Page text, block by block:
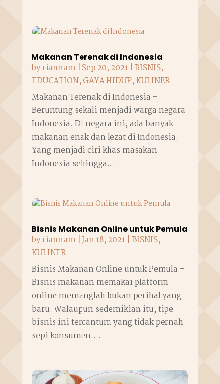
Makanan Terenak di Indonesia
byriannam| Sep 20, 2021|BISNIS,
EDUCATION,GAYA HIDUP,KULINER
Makanan Terenak di Indonesia -
Beruntung sekali menjadi warga negara
Indonesia. Di negara ini, ada banyak
makanan enak dan lezat di Indonesia.
Yang menjadi ciri khas masakan
Indonesia sehingga...
Bisnis Makanan Online untuk Pemula
byriannam|Jan 18, 2021|BISNIS,
KULINER
Bisnis Makanan Online untuk Pemula -
Bisnis makanan memakai platform
online memanglah bukan perihal yang
baru. Walaupun sedemikian itu, tipe
bisnis ini tercantum yang tidak pernah
sepi konsumen....